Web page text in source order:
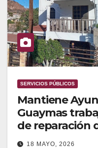
SERVICIOS PÚBLICOS
Mantiene
Guaymas
de reparación
distintos
18 MAYO, 2026